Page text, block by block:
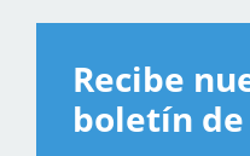
Recibe
boletín